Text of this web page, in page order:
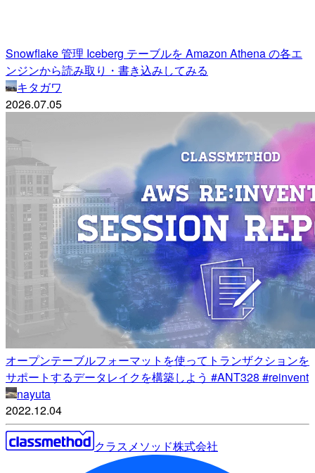
Snowflake 管理 Iceberg テーブルを Amazon Athena の各エ
ンジンから読み取り・書き込みしてみる
キタガワ
2026.07.05
オープンテーブルフォーマットを使ってトランザクションを
サポートするデータレイクを構築しよう #ANT328 #reinvent
nayuta
2022.12.04
クラスメソッド株式会社